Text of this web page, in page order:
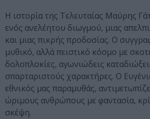
Η ιστορία της Τελευταίας Μαύρης
ενός ανελέητου διωγμού, μιας
και μιας πικρής προδοσίας. Ο
μυθικό, αλλά πειστικό κόσμο με
δολοπλοκίες, αγωνιώδεις
σπαρταριστούς χαρακτήρες. Ο
εθνικός μας παραμυθάς,
ώριμους ανθρώπους με φαντασία,
σκέψη.